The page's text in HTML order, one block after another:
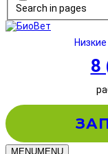
Search in pages
8
MENUMENU